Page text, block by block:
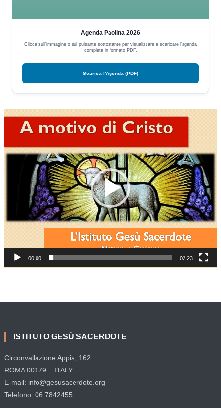
Agenda Paolina 2026
Clicca sull'immagine o sul pulsante sottostante per visualizzare e scaricare l'agenda
completa in formato PDF.
Scarica l'Agenda (PDF)
Player
00:00 02:23
ISTITUTO GESÙ SACERDOTE
Circonvallazione Appia, 162
ROMA 00179 – ITALY
E-mail: info@gesusacerdote.org
Telefono: 06.7842455